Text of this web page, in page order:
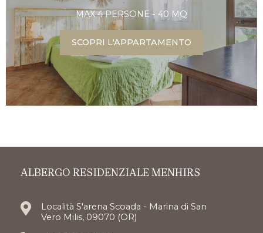
MAX 4 PERSONE - 40 MQ
SCOPRI L'APPARTAMENTO
ALBERGO RESIDENZIALE MENHIRS
Località S'arena Scoada - Marina di San
Vero Milis, 09070 (OR)